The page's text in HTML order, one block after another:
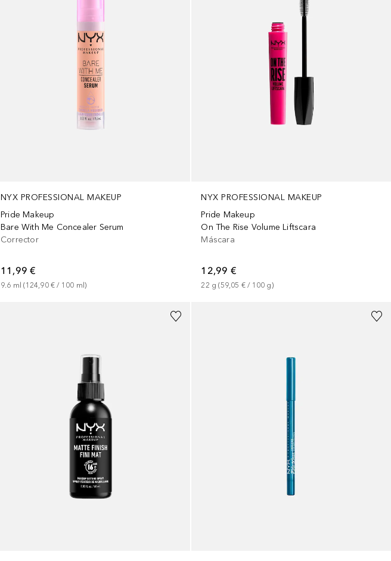
NYX PROFESSIONAL MAKEUP
Pride Makeup
Bare With Me Concealer Serum
Corrector
11,99 €
9.6 ml (124,90 € / 100 ml)
NYX PROFESSIONAL MAKEUP
Pride Makeup
On The Rise Volume Liftscara
Máscara
12,99 €
22 g (59,05 € / 100 g)
+ 10